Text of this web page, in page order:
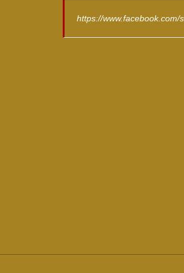
https://www.facebook.com/